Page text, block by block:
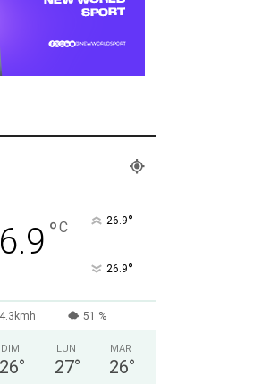
°C 26.9°
26.9°
4.3kmh 51 %
DIM
26°
LUN
27°
MAR
26°